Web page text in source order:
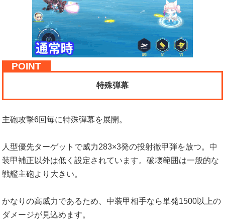
特殊弾幕
主砲攻撃6回毎に特殊弾幕を展開。
人型優先ターゲットで威力283×3発の投射徹甲弾を放つ。中
装甲補正以外は低く設定されています。破壊範囲は一般的な
戦艦主砲より大きい。
かなりの高威力であるため、中装甲相手なら単発1500以上の
ダメージが見込めます。